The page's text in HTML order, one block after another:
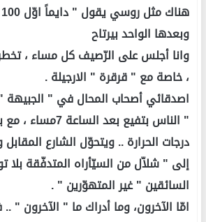
وبعدها الواحد بيرتاح
وانا أجلس على الرّصيف كل مساء ، تخطر
، خاصة مع " قرقرة " الارجيلة .
اصدقائي أصحاب المحال في " الجبيهة
" الناس بتفيع بعد
درجات الحرارة .. ويتحوّل الشارع
إلى " شلاّل من السيّأراه المتدفّقة بلا
السائقين " غير المتهوّرين " .
امّا الآخرون، وما أدراك ما " الآخرون